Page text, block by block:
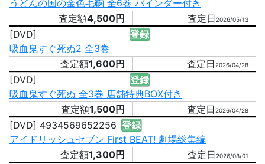
うどんの国の金色毛鞠 全6巻 バインダー付き
4,500円
2026/05/13
[DVD]
登録
吸血鬼すぐ死ぬ2 全3巻
1,600円
2026/04/28
[DVD]
登録
吸血鬼すぐ死ぬ 全3巻 店舗特典BOX付き
1,500円
2026/04/28
[DVD] 4934569652256 登録
アイドリッシュセブン First BEAT! 劇場総集編
1,300円
2026/08/01